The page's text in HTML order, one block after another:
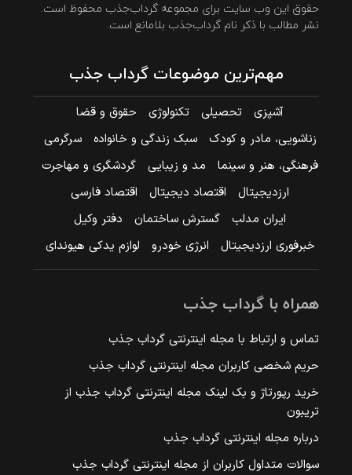
حقوق این وب سایت برای مجموعه گرداب‌جذب محفوظ است.
نشر مطالب با ذکر نام گرداب‌جذب بلامانع است.
مهم‌ترین موضوعات گرداب جذب
آشپزی تحصیلی تکنولوژی
حقوق و قضا
زناشویی، مادر و کودک
سبک زندگی و خانواده
سرگرمی
فرهنگی، هنر و سینما
مد و زیبایی
گردشگری و مهاجرت
ارزدیجیتال
اقتصاد دیجیتال
اقتصاد فارسی
ایران مدلب
گسترش ساختمان
دفتر وکیل
خبرفوری ارزدیجیتال
انرژی خودرو لوازم یدکی هیوندای
همراه با گرداب جذب
تماس و ارتباط با مجله اینترنتی گرداب جذب
حریم شخصی کاربران مجله اینترنتی گرداب جذب
خرید رپورتاژ و بک لینک مجله اینترنتی گرداب جذب از
تریبون
درباره مجله اینترنتی گرداب جذب
سوالات متداول کاربران از مجله اینترنتی گرداب جذب